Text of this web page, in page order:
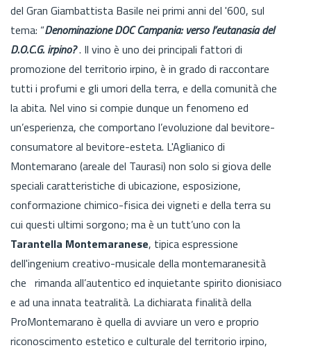
del Gran Giambattista Basile nei primi anni del '600, sul
tema: “Denominazione DOC Campania: verso l’eutanasia del
D.O.C.G. irpino?. Il vino è uno dei principali fattori di
promozione del territorio irpino, è in grado di raccontare
tutti i profumi e gli umori della terra, e della comunità che
la abita. Nel vino si compie dunque un fenomeno ed
un’esperienza, che comportano l’evoluzione dal bevitore-
consumatore al bevitore-esteta. L'Aglianico di
Montemarano (areale del Taurasi) non solo si giova delle
speciali caratteristiche di ubicazione, esposizione,
conformazione chimico-fisica dei vigneti e della terra su
cui questi ultimi sorgono; ma è un tutt’uno con la
Tarantella Montemaranese, tipica espressione
dell'ingenium creativo-musicale della montemaranesità
che rimanda all’autentico ed inquietante spirito dionisiaco
e ad una innata teatralità. La dichiarata finalità della
ProMontemarano è quella di avviare un vero e proprio
riconoscimento estetico e culturale del territorio irpino,